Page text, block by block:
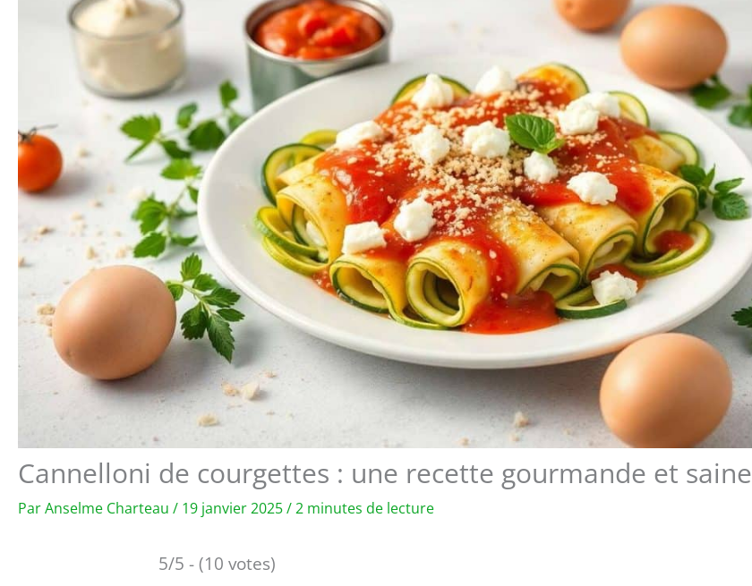
Cannelloni de courgettes : une recette gourmande et saine
ParAnselme Charteau / 19 janvier 2025/2 minutes de lecture
5/5 - (10 votes)